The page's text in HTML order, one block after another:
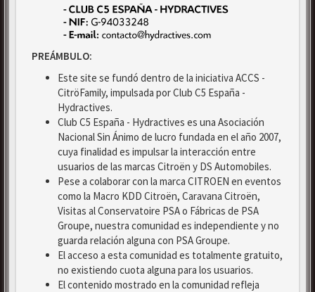
PREÁMBULO:
Este site se fundó dentro de la iniciativa ACCS -
CitröFamily, impulsada por Club C5 España -
Hydractives.
Club C5 España - Hydractives es una Asociación
Nacional Sin Ánimo de lucro fundada en el año 2007,
cuya finalidad es impulsar la interacción entre
usuarios de las marcas Citroën y DS Automobiles.
Pese a colaborar con la marca CITROEN en eventos
como la Macro KDD Citroën, Caravana Citroën,
Visitas al Conservatoire PSA o Fábricas de PSA
Groupe, nuestra comunidad es independiente y no
guarda relación alguna con PSA Groupe.
El acceso a esta comunidad es totalmente gratuito,
no existiendo cuota alguna para los usuarios.
El contenido mostrado en la comunidad refleja